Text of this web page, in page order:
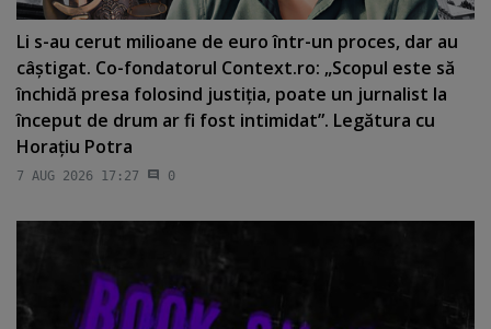
Li s-au cerut milioane de euro într-un proces, dar au
câştigat. Co-fondatorul Context.ro: „Scopul este să
închidă presa folosind justiţia, poate un jurnalist la
început de drum ar fi fost intimidat”. Legătura cu
Horaţiu Potra
7 AUG 2026 17:27 0